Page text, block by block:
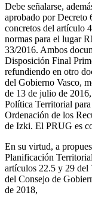
Debe señalarse,
aprobado por Decreto
concretos del artículo
normas para el lugar
33/2016. Ambos
Disposición Final
refundiendo en otro
del Gobierno Vasco,
de 13 de julio de
Política Territorial
Ordenación de los
de Izki. El PRUG es
En su virtud, a
Planificación
artículos 22.5 y 29
del Consejo de
de 2018,